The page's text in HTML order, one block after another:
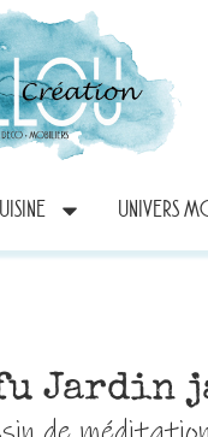
UNIVERS
Jardin